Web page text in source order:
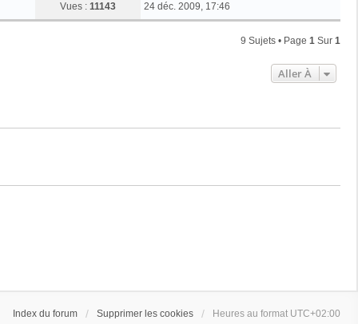
Vues : 11143
24 déc. 2009, 17:46
9 Sujets • Page 1 Sur 1
Aller À
Index du forum Supprimer les cookies Heures au format UTC+02:00